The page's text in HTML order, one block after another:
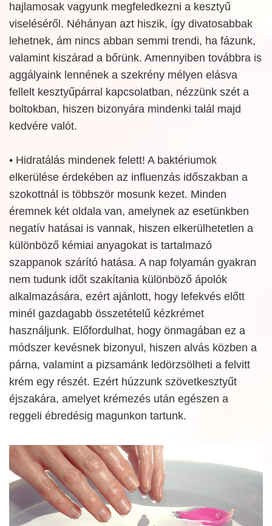
hajlamosak vagyunk megfeledkezni a kesztyű
viseléséről. Néhányan azt hiszik, így divatosabbak
lehetnek, ám nincs abban semmi trendi, ha fázunk,
valamint kiszárad a bőrünk. Amennyiben továbbra is
aggályaink lennének a szekrény mélyen elásva
fellelt kesztyűpárral kapcsolatban, nézzünk szét a
boltokban, hiszen bizonyára mindenki talál majd
kedvére valót.
• Hidratálás mindenek felett! A baktériumok
elkerülése érdekében az influenzás időszakban a
szokottnál is többször mosunk kezet. Minden
éremnek két oldala van, amelynek az esetünkben
negatív hatásai is vannak, hiszen elkerülhetetlen a
különböző kémiai anyagokat is tartalmazó
szappanok szárító hatása. A nap folyamán gyakran
nem tudunk időt szakítania különböző ápolók
alkalmazására, ezért ajánlott, hogy lefekvés előtt
minél gazdagabb összetételű kézkrémet
használjunk. Előfordulhat, hogy önmagában ez a
módszer kevésnek bizonyul, hiszen alvás közben a
párna, valamint a pizsamánk ledörzsölheti a felvitt
krém egy részét. Ezért húzzunk szövetkesztyűt
éjszakára, amelyet krémezés után egészen a
reggeli ébredésig magunkon tartunk.